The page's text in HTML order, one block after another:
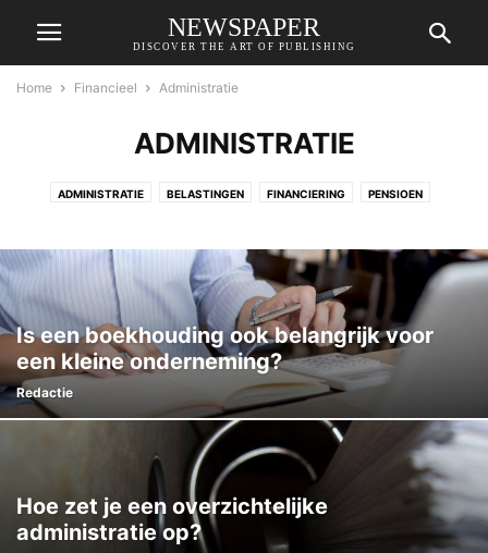
NEWSPAPER
DISCOVER THE ART OF PUBLISHING
Home Financieel Administratie
ADMINISTRATIE
ADMINISTRATIE BELASTINGEN FINANCIERING PENSIOEN
Is een boekhouding ook belangrijk voor
een kleine onderneming?
Redactie
Hoe zet je een overzichtelijke
administratie op?